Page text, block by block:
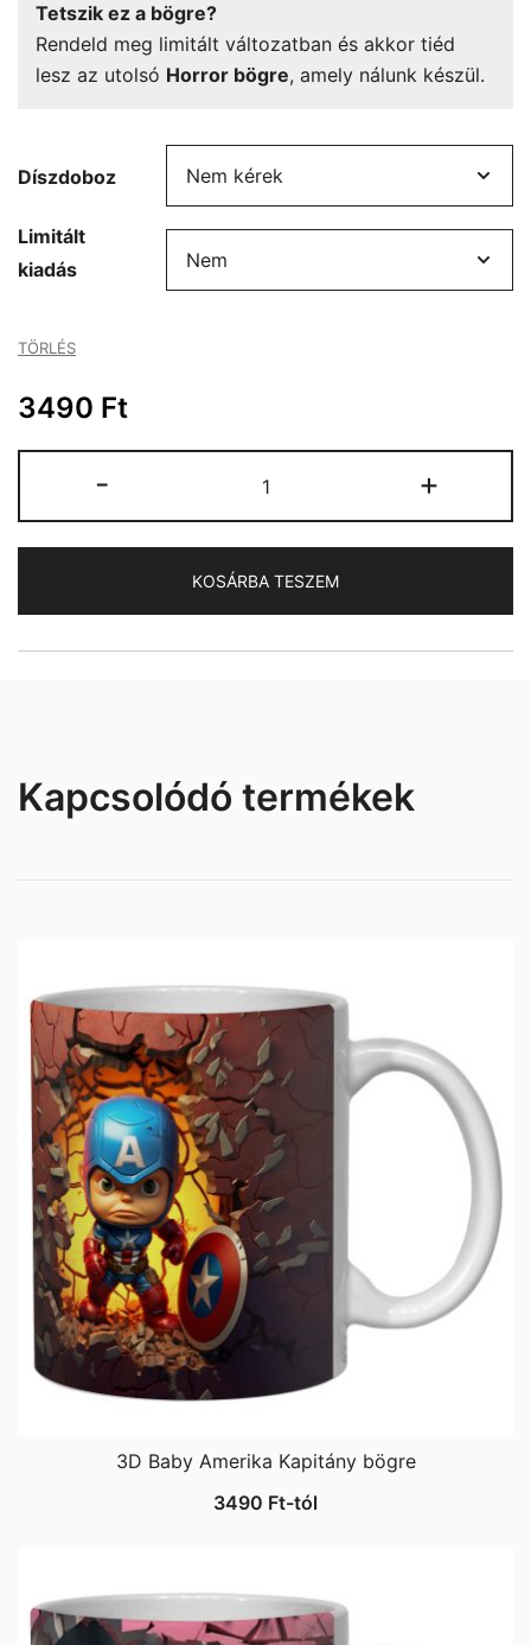
Tetszik ez a bögre?
Rendeld meg limitált változatban és akkor tiéd
lesz az utolsó Horror bögre, amely nálunk készül.
Díszdoboz
Limitált
kiadás
TÖRLÉS
3490 Ft
-
bögre
mennyiség
+
KOSÁRBA TESZEM
Kapcsolódó termékek
3D Baby Amerika Kapitány bögre
3490 Ft-tól